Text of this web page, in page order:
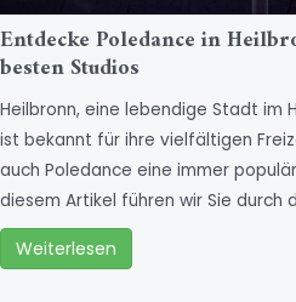
Entdecke Poledance in
besten Studios
Heilbronn, eine lebendige Stadt im
ist bekannt für ihre vielfältigen
auch Poledance eine immer
diesem Artikel führen wir Sie durch
Weiterlesen